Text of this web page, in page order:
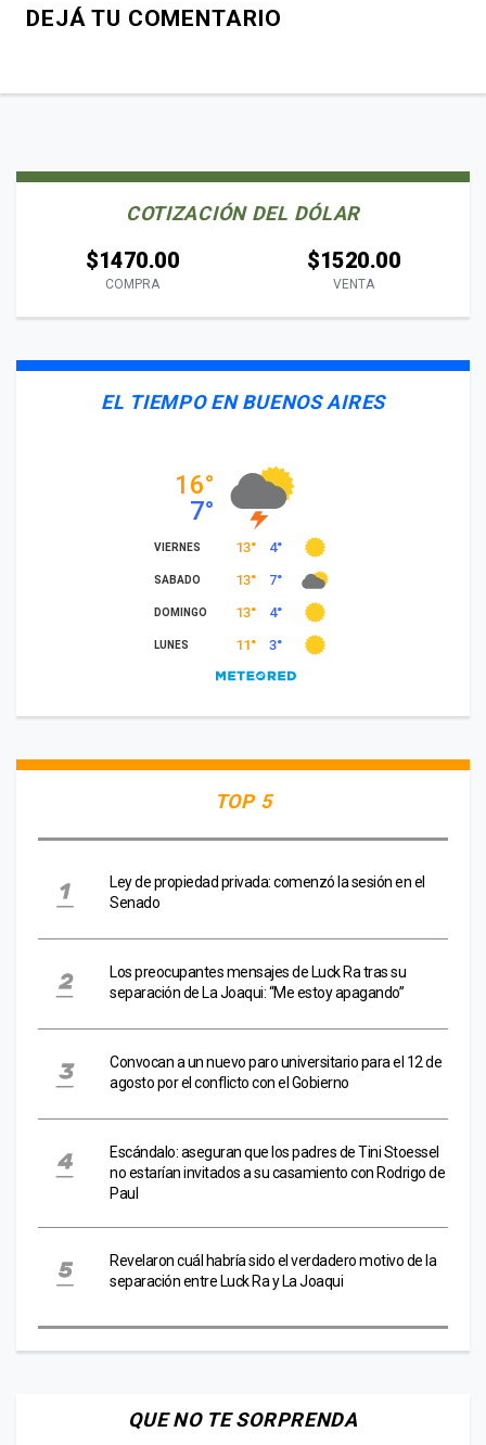
DEJÁ TU COMENTARIO
COTIZACIÓN DEL DÓLAR
$1470.00
COMPRA
$1520.00
VENTA
EL TIEMPO EN BUENOS AIRES
TOP 5
Ley de propiedad privada: comenzó la sesión en el
Senado
Los preocupantes mensajes de Luck Ra tras su
separación de La Joaqui: “Me estoy apagando”
Convocan a un nuevo paro universitario para el 12 de
agosto por el conflicto con el Gobierno
Escándalo: aseguran que los padres de Tini Stoessel
no estarían invitados a su casamiento con Rodrigo de
Paul
Revelaron cuál habría sido el verdadero motivo de la
separación entre Luck Ra y La Joaqui
QUE NO TE SORPRENDA